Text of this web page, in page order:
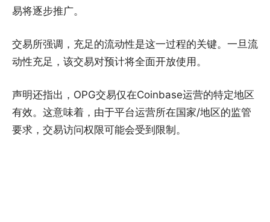
易将逐步推广。
交易所强调，充足的流动性是这一过程的关键。一旦流
动性充足，该交易对预计将全面开放使用。
声明还指出，OPG交易仅在Coinbase运营的特定地区
有效。这意味着，由于平台运营所在国家/地区的监管
要求，交易访问权限可能会受到限制。